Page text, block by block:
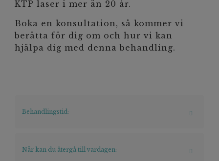
KTP laser i mer än 20 år.
Boka en konsultation, så kommer vi
berätta för dig om och hur vi kan
hjälpa dig med denna behandling.
Behandlingstid:
När kan du återgå till vardagen: